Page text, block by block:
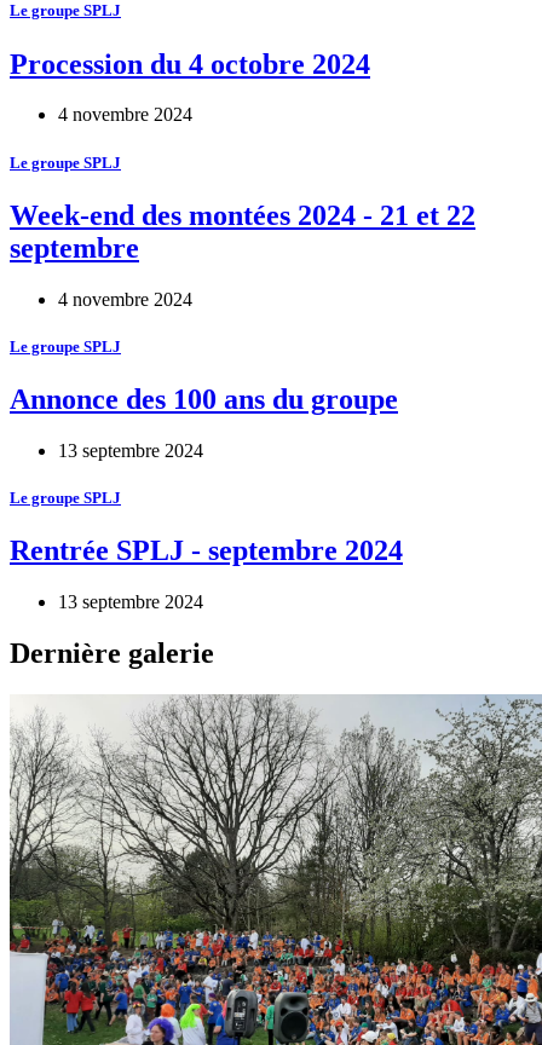
Le groupe SPLJ
Procession du 4 octobre 2024
4 novembre 2024
Le groupe SPLJ
Week-end des montées 2024 - 21 et 22
septembre
4 novembre 2024
Le groupe SPLJ
Annonce des 100 ans du groupe
13 septembre 2024
Le groupe SPLJ
Rentrée SPLJ - septembre 2024
13 septembre 2024
Dernière galerie